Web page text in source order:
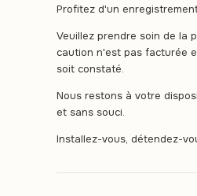
Profitez d'un
Veuillez prendre soin de la
caution n'est pas facturée
soit constaté.
Nous restons à votre
et sans souci.
Installez-vous, détendez-